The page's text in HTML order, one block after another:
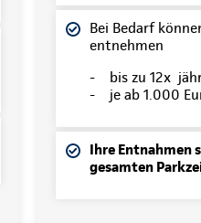
Bei Bedarf
entnehmen
- bis zu 12x
- je ab 1.000
Ihre Entnahmen
gesamten